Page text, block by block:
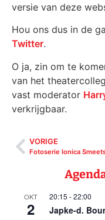
versie van deze
Hou ons dus in de
Twitter.
O ja, zin om te
van het
vast moderator
verkrijgbaar.
VORIGE
Fotoserie Ionica
OKT
2
20:15 -22:00
Japke-d.